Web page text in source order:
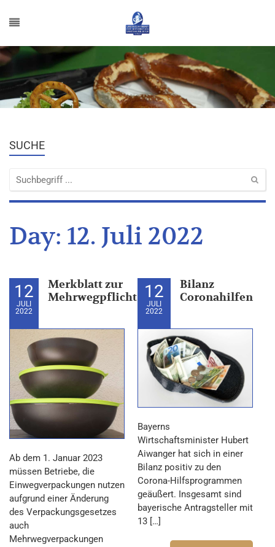
SUCHE
Day: 12. Juli 2022
12
JULI
2022
Merkblatt zur
Mehrwegpflicht
Ab dem 1. Januar 2023
müssen Betriebe, die
Einwegverpackungen nutzen
aufgrund einer Änderung
des Verpackungsgesetzes
auch
Mehrwegverpackungen
12
JULI
2022
Bilanz
Coronahilfen
Bayerns
Wirtschaftsminister Hubert
Aiwanger hat sich in einer
Bilanz positiv zu den
Corona-Hilfsprogrammen
geäußert. Insgesamt sind
bayerische Antragsteller mit
13 […]